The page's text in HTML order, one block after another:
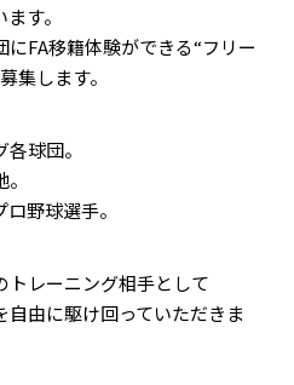
す。
FA移籍体験ができる“フリー
集します。
球団。
野球選手。
トレーニング相手として
由に駆け回っていただきま